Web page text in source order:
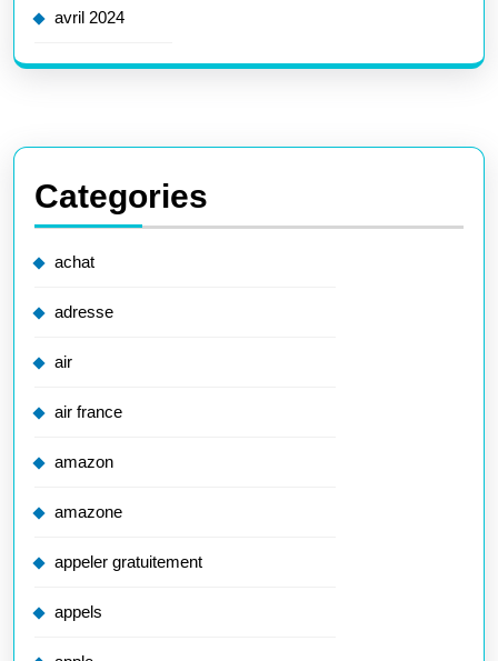
avril 2024
Categories
achat
adresse
air
air france
amazon
amazone
appeler gratuitement
appels